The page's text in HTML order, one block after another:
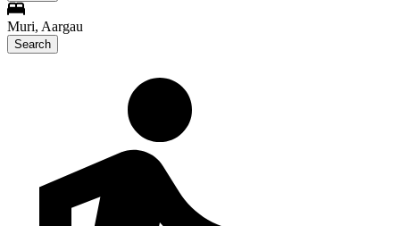
Muri, Aargau
Search